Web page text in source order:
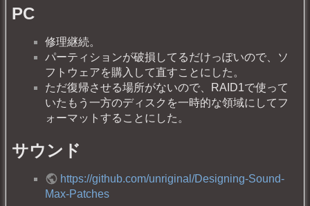
PC
修理継続。
パーティションが破損してるだけっぽいので、ソ
フトウェアを購入して直すことにした。
ただ復帰させる場所がないので、RAID1で使って
いたもう一方のディスクを一時的な領域にしてフ
ォーマットすることにした。
サウンド
https://github.com/unriginal/Designing-Sound-
Max-Patches